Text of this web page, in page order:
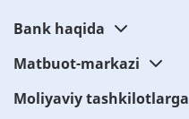
Bank haqida
Matbuot-markazi
Moliyaviy tashkilotlarga